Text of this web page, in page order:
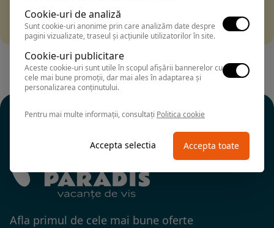
Incearca sa folosesti o cautarea mai generala sau alege
alte fitre.
Afla primul de cele mai bune oferte
Cookie-uri de analiză
Sunt cookie-uri anonime prin care analizăm date despre
pagini vizualizate, traseul și acțiunile utilizatorilor în site.
Cookie-uri publicitare
Aceste cookie-uri sunt utile în scopul afișării bannerelor cu
cele mai bune promoții, dar mai ales în adaptarea și
personalizarea conținutului.
Pentru mai multe informații, consultați Politica cookie
Accepta selectia Accepta toate